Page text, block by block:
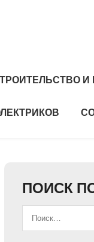
И
ПОИСК